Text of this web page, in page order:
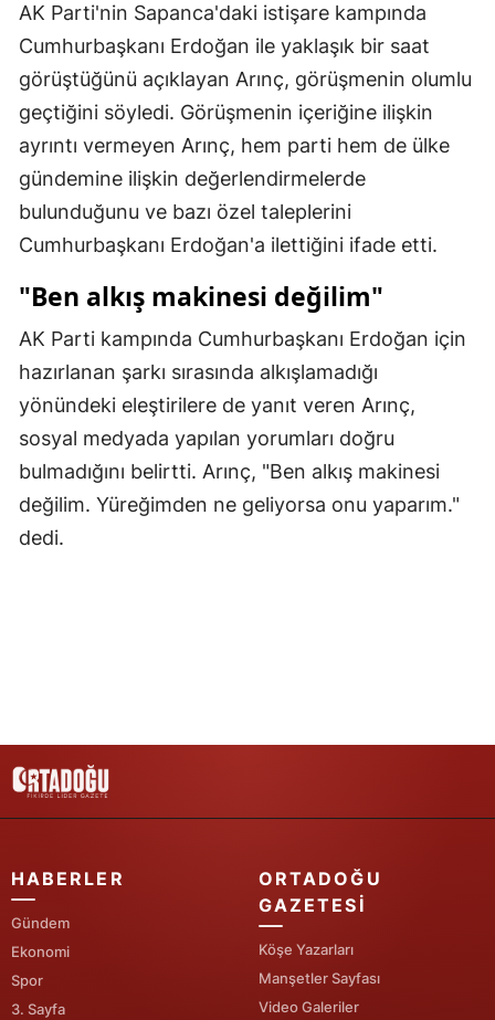
Uşak
Van
Yozgat
Zonguldak
Aksaray
Bayburt
Karaman
Kırıkkale
Şırnak
Bartın
Osmaniye
AK Parti'nin Sapanca'daki istişare kampında
Cumhurbaşkanı Erdoğan ile yaklaşık bir saat
görüştüğünü açıklayan Arınç, görüşmenin olumlu
geçtiğini söyledi. Görüşmenin içeriğine ilişkin
ayrıntı vermeyen Arınç, hem parti hem de ülke
gündemine ilişkin değerlendirmelerde
bulunduğunu ve bazı özel taleplerini
Cumhurbaşkanı Erdoğan'a ilettiğini ifade etti.
"Ben alkış makinesi değilim"
AK Parti kampında Cumhurbaşkanı Erdoğan için
hazırlanan şarkı sırasında alkışlamadığı
yönündeki eleştirilere de yanıt veren Arınç,
sosyal medyada yapılan yorumları doğru
bulmadığını belirtti. Arınç, "Ben alkış makinesi
değilim. Yüreğimden ne geliyorsa onu yaparım."
dedi.
HABERLER
Gündem
Ekonomi
Spor
3. Sayfa
ORTADOĞU
GAZETESI
Köşe Yazarları
Manşetler Sayfası
Video Galeriler